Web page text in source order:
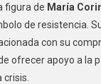
figura de María
de resistencia.
con su
ofrecer apoyo a la